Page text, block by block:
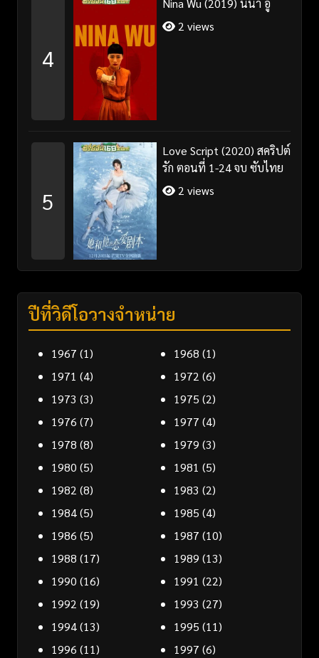
4
Nina Wu (2019) นีน่า อู๋
2 views
5
Love Script (2020) สคริปต์
รัก ตอนที่ 1-24 จบ ซับไทย
2 views
ปีที่วิดีโอวางจำหน่าย
1967 (1) 1968 (1)
1971 (4) 1972 (6)
1973 (3) 1975 (2)
1976 (7) 1977 (4)
1978 (8) 1979 (3)
1980 (5) 1981 (5)
1982 (8) 1983 (2)
1984(5) 1985 (4)
1986 (5) 1987 (10)
1988 (17) 1989 (13)
1990 (16) 1991 (22)
1992 (19) 1993 (27)
1994(13) 1995 (11)
1996 (11) 1997 (6)